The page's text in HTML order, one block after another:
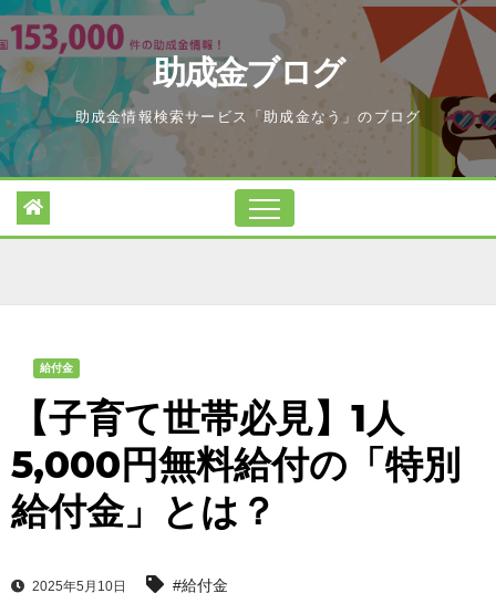
Skip
to
content
助成金ブログ
助成金情報検索サービス「助成金なう」のブログ
給付金
【子育て世帯必見】1人
5,000円無料給付の「特別
給付金」とは？
2025年5月10日 #給付金